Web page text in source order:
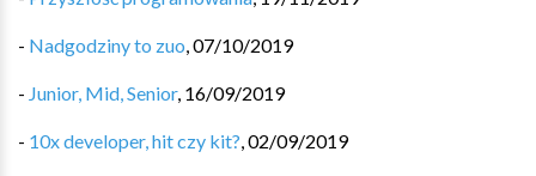
- Nadgodziny to zuo,07/10/2019
- Junior, Mid, Senior, 16/09/2019
- 10x developer, hit czy kit?,02/09/2019